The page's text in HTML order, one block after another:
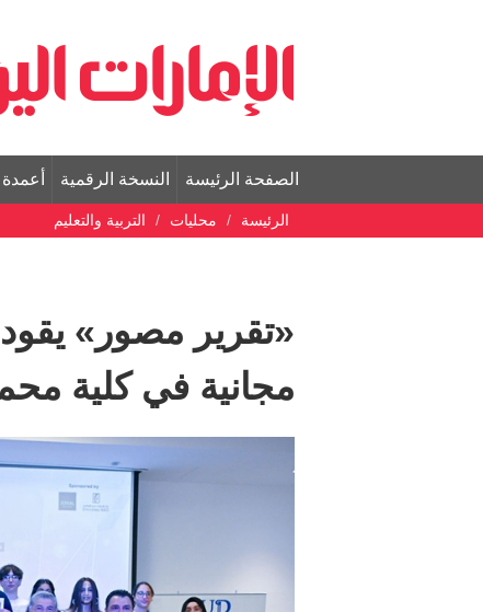
الصفحة الرئيسة النسخة الرقمية أعمدة
الرئيسة محليات التربية والتعليم
«تقرير مصور»
مجانية في كلية